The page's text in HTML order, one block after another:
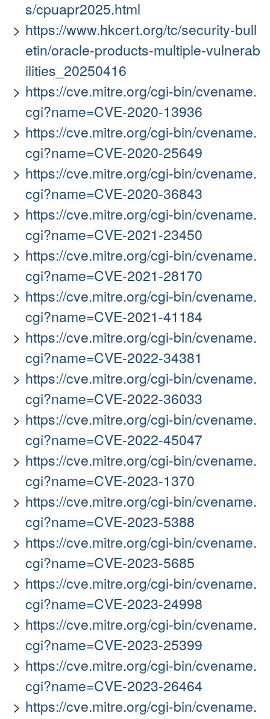
s/cpuapr2025.html
https://www.hkcert.org/tc/security-bull
etin/oracle-products-multiple-vulnerab
ilities_20250416
https://cve.mitre.org/cgi-bin/cvename.
cgi?name=CVE-2020-13936
https://cve.mitre.org/cgi-bin/cvename.
cgi?name=CVE-2020-25649
https://cve.mitre.org/cgi-bin/cvename.
cgi?name=CVE-2020-36843
https://cve.mitre.org/cgi-bin/cvename.
cgi?name=CVE-2021-23450
https://cve.mitre.org/cgi-bin/cvename.
cgi?name=CVE-2021-28170
https://cve.mitre.org/cgi-bin/cvename.
cgi?name=CVE-2021-41184
https://cve.mitre.org/cgi-bin/cvename.
cgi?name=CVE-2022-34381
https://cve.mitre.org/cgi-bin/cvename.
cgi?name=CVE-2022-36033
https://cve.mitre.org/cgi-bin/cvename.
cgi?name=CVE-2022-45047
https://cve.mitre.org/cgi-bin/cvename.
cgi?name=CVE-2023-1370
https://cve.mitre.org/cgi-bin/cvename.
cgi?name=CVE-2023-5388
https://cve.mitre.org/cgi-bin/cvename.
cgi?name=CVE-2023-5685
https://cve.mitre.org/cgi-bin/cvename.
cgi?name=CVE-2023-24998
https://cve.mitre.org/cgi-bin/cvename.
cgi?name=CVE-2023-25399
https://cve.mitre.org/cgi-bin/cvename.
cgi?name=CVE-2023-26464
https://cve.mitre.org/cgi-bin/cvename.